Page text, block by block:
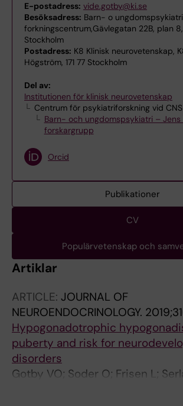
E-postadress: vide.gotby@ki.se
Besöksadress: Barn- o
forkningscentrum,Gävlegatan 22B, plan 8,
Stockholm
Postadress: K8 Klinisk neurovetenskap,
Högström, 171 77 Stockholm
Del av:
Institutionen för klinisk neurovetenskap
Centrum för psykiatriforskning vid CNS
Barn- och ungdomspsykiatri – Jens
forskargrupp
Orcid
Publikationer
CV
Populärvetenskap och
Artiklar
ARTICLE: JOURNAL OF
NEUROENDOCRINOLOGY.
Hypogonadotrophic
puberty and risk for
disorders
Gotby VO; Soder O; Frisen L;
Bolte S; Almqvist C; Larsson H;